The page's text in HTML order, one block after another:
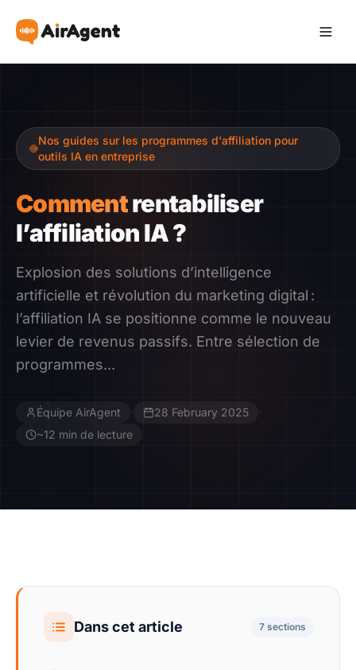
Recommander
Gagner
Ressources
Témoignages
Guide
Nos guides sur les programmes d'affiliation pour
outils IA en entreprise
Commentrentabiliser
l’affiliation IA ?
Explosion des solutions d’intelligence
artificielle et révolution du marketing digital :
l’affiliation IA se positionne comme le nouveau
levier de revenus passifs. Entre sélection de
programmes...
Équipe AirAgent · 28 February 2025
·
~12 min de lecture
Dans cet article 7 sections